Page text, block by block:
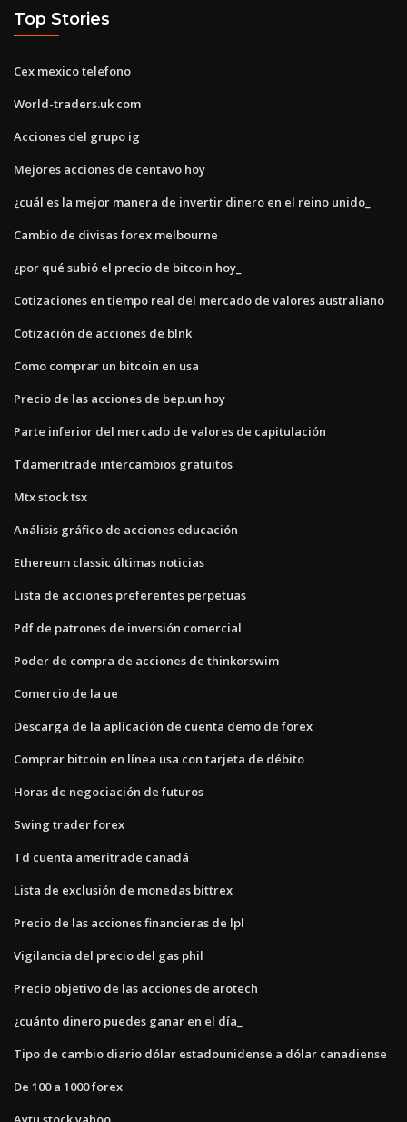
Top Stories
Cex mexico telefono
World-traders.uk com
Acciones del grupo ig
Mejores acciones de centavo hoy
¿cuál es la mejor manera de invertir dinero en el reino unido_
Cambio de divisas forex melbourne
¿por qué subió el precio de bitcoin hoy_
Cotizaciones en tiempo real del mercado de valores australiano
Cotización de acciones de blnk
Como comprar un bitcoin en usa
Precio de las acciones de bep.un hoy
Parte inferior del mercado de valores de capitulación
Tdameritrade intercambios gratuitos
Mtx stock tsx
Análisis gráfico de acciones educación
Ethereum classic últimas noticias
Lista de acciones preferentes perpetuas
Pdf de patrones de inversión comercial
Poder de compra de acciones de thinkorswim
Comercio de la ue
Descarga de la aplicación de cuenta demo de forex
Comprar bitcoin en línea usa con tarjeta de débito
Horas de negociación de futuros
Swing trader forex
Td cuenta ameritrade canadá
Lista de exclusión de monedas bittrex
Precio de las acciones financieras de lpl
Vigilancia del precio del gas phil
Precio objetivo de las acciones de arotech
¿cuánto dinero puedes ganar en el día_
Tipo de cambio diario dólar estadounidense a dólar canadiense
De 100 a 1000 forex